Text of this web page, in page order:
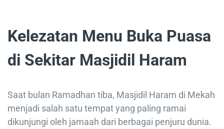
Kelezatan Menu Buka Puasa
di Sekitar Masjidil Haram
Saat bulan Ramadhan tiba, Masjidil Haram di Mekah
menjadi salah satu tempat yang paling ramai
dikunjungi oleh jamaah dari berbagai penjuru dunia.